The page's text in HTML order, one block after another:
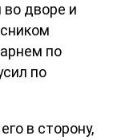
дворе и
по
по
в сторону,